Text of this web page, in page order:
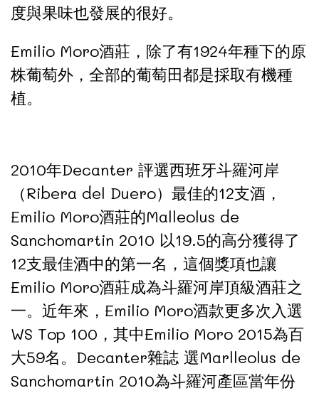
度與果味也發展的很好。
Emilio Moro酒莊，除了有1924年種下的原
株葡萄外，全部的葡萄田都是採取有機種
植。
2010年Decanter 評選西班牙斗羅河岸
（Ribera del Duero）最佳的12支酒，
Emilio Moro酒莊的Malleolus de
Sanchomartin 2010 以19.5的高分獲得了
12支最佳酒中的第一名，這個獎項也讓
Emilio Moro酒莊成為斗羅河岸頂級酒莊之
一。近年來，Emilio Moro酒款更多次入選
WS Top 100，其中Emilio Moro 2015為百
大59名。Decanter雜誌 選Marlleolus de
Sanchomartin 2010為斗羅河產區當年份